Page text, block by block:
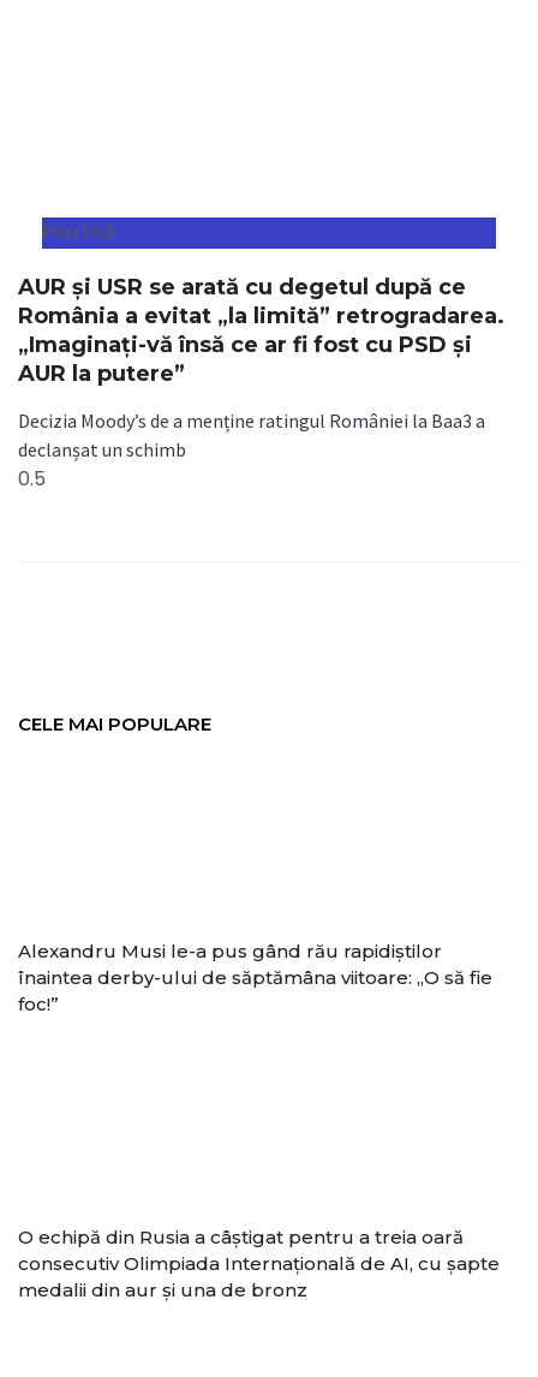
POLITICĂ
AUR și USR se arată cu degetul după ce
România a evitat „la limită” retrogradarea.
„Imaginaţi-vă însă ce ar fi fost cu PSD şi
AUR la putere”
Decizia Moody’s de a menține ratingul României la Baa3 a
declanșat un schimb
CELE MAI POPULARE
Alexandru Musi le-a pus gând rău rapidiștilor
înaintea derby-ului de săptămâna viitoare: „O să fie
foc!”
O echipă din Rusia a câștigat pentru a treia oară
consecutiv Olimpiada Internațională de AI, cu șapte
medalii din aur și una de bronz